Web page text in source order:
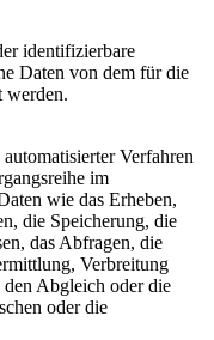
identifizierbare
Daten von dem für die
werden.
Verfahren
im
wie das Erheben,
die Speicherung, die
das Abfragen, die
Verbreitung
Abgleich oder die
oder die